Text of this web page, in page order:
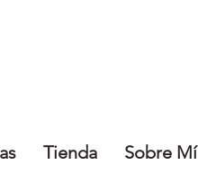
Tienda Sobre Mí